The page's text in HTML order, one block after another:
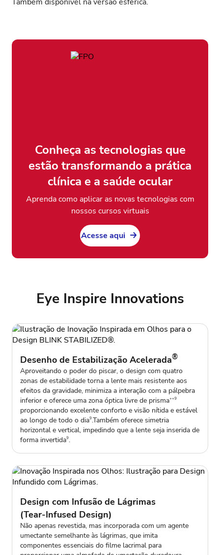
Conheça as tecnologias que
estão transformando a prática
clínica e a saúde ocular
Aprenda como aplicar as novas tecnologias com
nossos cursos virtuais
Acesse aqui
Eye Inspire Innovations
Desenho de Estabilização Acelerada®
Aproveitando o poder do piscar, o design com quatro
zonas de estabilidade torna a lente mais resistente aos
efeitos da gravidade, minimiza a interação com a pálpebra
inferior e oferece uma zona óptica livre de prisma++9
proporcionando excelente conforto e visão nítida e estável
ao longo de todo o dia9.Também oferece simetria
horizontal e vertical, impedindo que a lente seja inserida de
forma invertida9.
Design com Infusão de Lágrimas
(Tear‑Infused Design)
Não apenas revestida, mas incorporada com um agente
umectante semelhante às lágrimas, que imita
componentes essenciais do filme lacrimal para